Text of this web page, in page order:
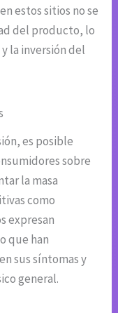
estos sitios no se
del producto, lo
la inversión del
es posible
sobre
la masa
como
expresan
que han
sus síntomas y
general.